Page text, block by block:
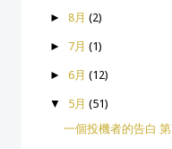
► 8月 (2)
► 7月 (1)
► 6月 (12)
▼ 5月 (51)
一個投機者的告白